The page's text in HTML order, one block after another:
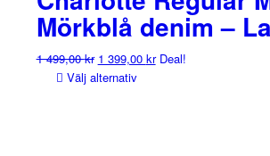
Mörkblå denim –
1 499,00kr Det
ursprungliga
1 399,00 krDet
Deal!
Välj alternativ